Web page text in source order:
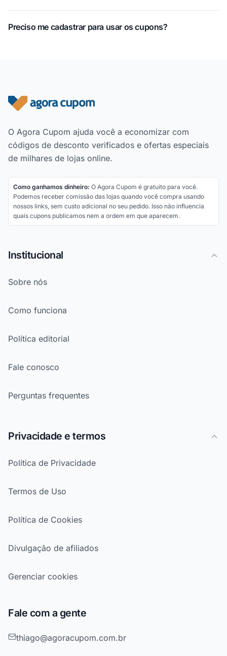
Preciso me cadastrar para usar os cupons?
Rodapé do site
O Agora Cupom ajuda você a economizar com
códigos de desconto verificados e ofertas especiais
de milhares de lojas online.
Como ganhamos dinheiro: O Agora Cupom é gratuito para você.
Podemos receber comissão das lojas quando você compra usando
nossos links, sem custo adicional no seu pedido. Isso não influencia
quais cupons publicamos nem a ordem em que aparecem.
Institucional
Sobre nós
Como funciona
Política editorial
Fale conosco
Perguntas frequentes
Privacidade e termos
Política de Privacidade
Termos de Uso
Política de Cookies
Divulgação de afiliados
Gerenciar cookies
Fale com a gente
thiago@agoracupom.com.br